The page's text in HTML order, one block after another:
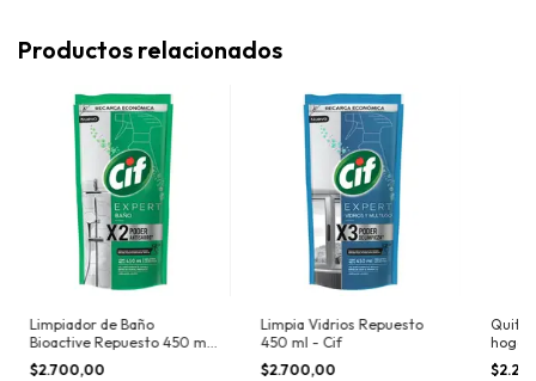
Productos relacionados
Limpiador de Baño
Bioactive Repuesto 450 ml
- Cif
$2.700,00
Limpia Vidrios Repuesto
450 ml - Cif
$2.700,00
Quita
hogar